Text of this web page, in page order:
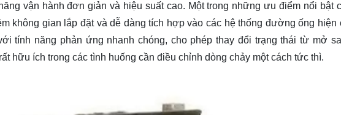
vận hành đơn giản và hiệu suất cao. Một trong những ưu điểm nổi bật
không gian lắp đặt và dễ dàng tích hợp vào các hệ thống đường ống hiện
tính năng phản ứng nhanh chóng, cho phép thay đổi trạng thái từ mở
hữu ích trong các tình huống cần điều chỉnh dòng chảy một cách tức thì.